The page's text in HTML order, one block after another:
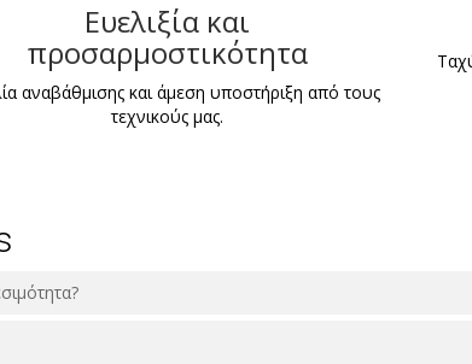
Ευελιξία και
προσαρμοστικότητα
αναβάθμισης και άμεση υποστήριξη από τους
τεχνικούς μας.